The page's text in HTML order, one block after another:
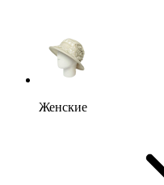
Женские